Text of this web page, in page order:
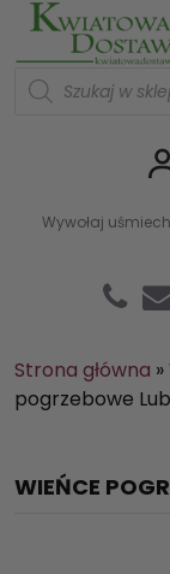
Wywołaj
W
d
u
k
Strona główna »
pogrzebowe
WIEŃCE